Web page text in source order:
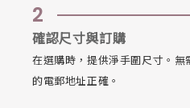
2
確認尺寸與訂購
在選購時，提供淨手圍尺寸。
的電郵地址正確。